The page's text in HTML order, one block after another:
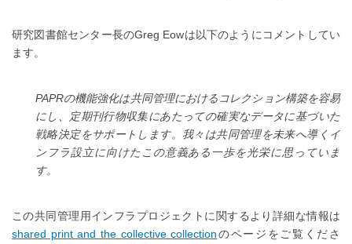
研究図書館センター長のGreg Eowは以下のようにコメントしてい
ます。
PAPRの機能強化は共同管理におけるコレクション構築を容易
にし、定期刊行物収集にあたっての確実なデータに基づいた
戦略決定をサポートします。我々は共同管理を未来へ導くイ
ンフラ設立に向けたこの意義ある一歩を光栄に思っていま
す。
この共同管理用インフラプロジェクトに関するより詳細な情報は
shared print and the collective collectionのページをご覧くださ